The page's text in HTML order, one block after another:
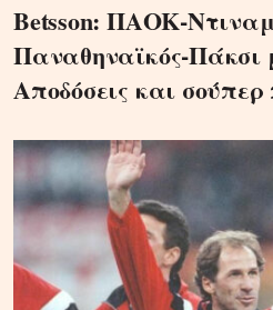
Betsson: ΠΑΟΚ-
Παναθηναϊκός-Πάκσι
Αποδόσεις και